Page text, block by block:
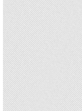
Jueves de Salud con la Dra.